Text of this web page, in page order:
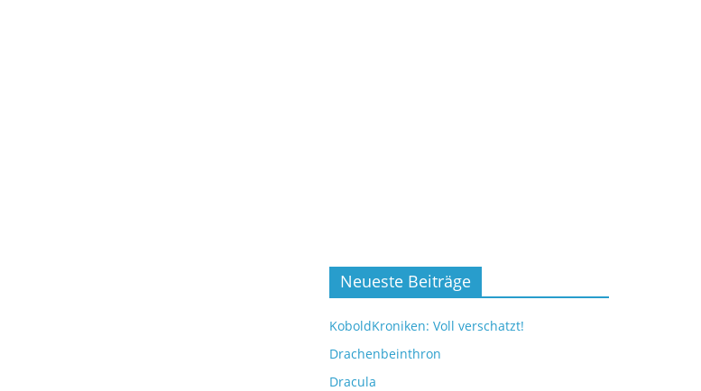
Neueste Beiträge
KoboldKroniken: Voll verschatzt!
Drachenbeinthron
Dracula